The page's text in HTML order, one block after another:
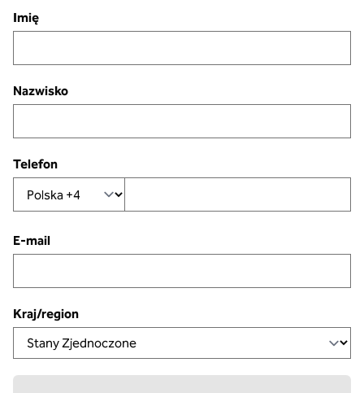
Imię
Nazwisko
Telefon
E-mail
Kraj/region